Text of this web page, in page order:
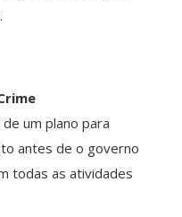
um plano para
antes de o governo
todas as atividades